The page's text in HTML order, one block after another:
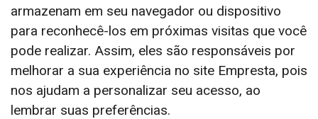
armazenam em seu navegador ou dispositivo
para reconhecê-los em próximas visitas que você
pode realizar. Assim, eles são responsáveis por
melhorar a sua experiência no site Empresta, pois
nos ajudam a personalizar seu acesso, ao
lembrar suas preferências.